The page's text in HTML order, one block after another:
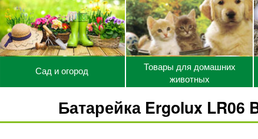
Сад и огород
Товары для домашних
животных
Батарейка Ergolux LR06